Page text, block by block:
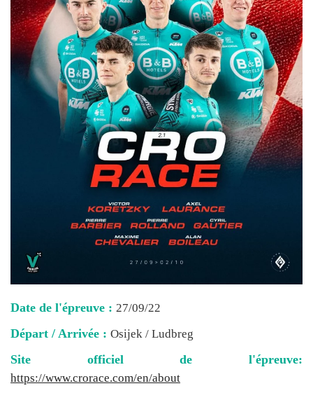
Date de l'épreuve : 27/09/22
Départ / Arrivée : Osijek / Ludbreg
Site officiel de l'épreuve:
https://www.crorace.com/en/about